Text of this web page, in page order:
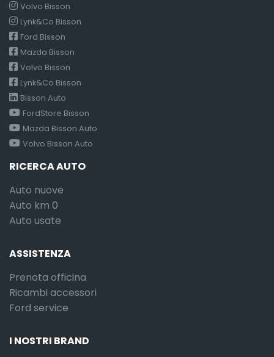
Volvo Bisson
Lynk&Co Bisson
Ford Bisson
Mazda Bisson
Volvo Bisson
Lynk&Co Bisson
Bisson Auto
FordStore Bisson
Mazda Bisson Auto
Volvo Bisson Auto
RICERCA AUTO
Auto nuove
Auto km 0
Auto usate
ASSISTENZA
Prenota officina
Ricambi accessori
Ford service
I NOSTRI BRAND